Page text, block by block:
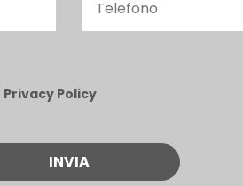
Privacy Policy